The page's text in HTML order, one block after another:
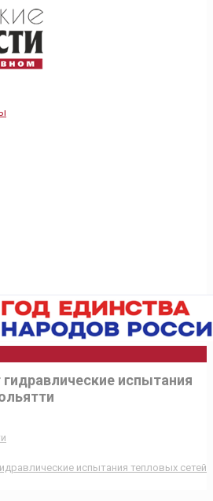
испытания
испытания тепловых сетей